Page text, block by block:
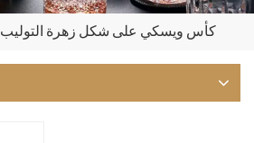
كأس ويسكي على شكل زهرة التوليب